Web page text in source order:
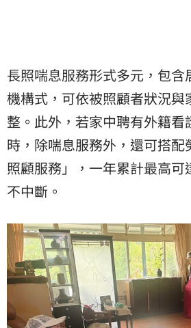
長照喘息服務形式多元，包含
機構式，可依被照顧者狀況與
整。此外，若家中聘有外籍看
時，除喘息服務外，還可搭
照顧服務」，一年累計最高可
不中斷。